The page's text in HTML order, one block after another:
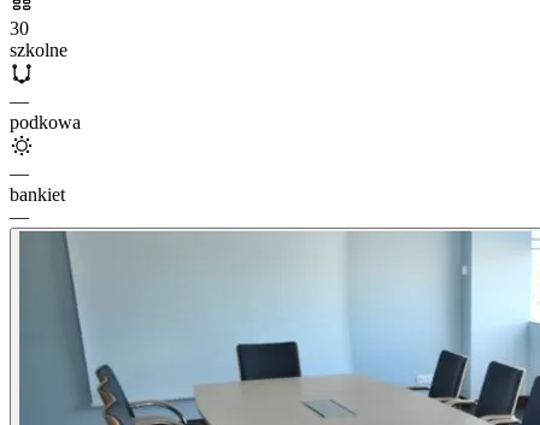
30
szkolne
—
podkowa
—
bankiet
—